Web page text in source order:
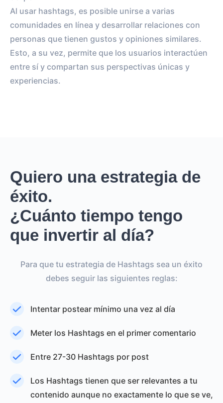
Al usar hashtags, es posible unirse a varias
comunidades en línea y desarrollar relaciones con
personas que tienen gustos y opiniones similares.
Esto, a su vez, permite que los usuarios interactúen
entre sí y compartan sus perspectivas únicas y
experiencias.
Quiero una estrategia de
éxito.
¿Cuánto tiempo tengo
que invertir al día?
Para que tu estrategia de Hashtags sea un éxito
debes seguir las siguientes reglas:
Intentar postear mínimo una vez al día
Meter los Hashtags en el primer comentario
Entre 27-30 Hashtags por post
Los Hashtags tienen que ser relevantes a tu
contenido aunque no exactamente lo que se ve,